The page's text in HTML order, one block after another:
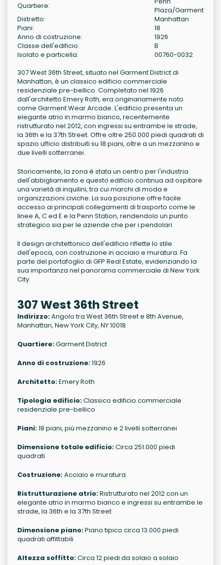
Quartiere:
Plaza/Garment
Distretto:
Manhattan
Piani:
18
Anno di costruzione:
1926
Classe dell'edificio:
B
Isolato e particella:
00760-0032
307 West 36th Street, situato nel Garment District di
Manhattan, è un classico edificio commerciale
residenziale pre-bellico. Completato nel 1926
dall'architetto Emery Roth, era originariamente noto
come Garment Wear Arcade. L'edificio presenta un
elegante atrio in marmo bianco, recentemente
ristrutturato nel 2012, con ingressi su entrambe le strade,
la 36th e la 37th Street. Offre oltre 250.000 piedi quadrati di
spazio ufficio distribuiti su 18 piani, oltre a un mezzanino e
due livelli sotterranei.
Storicamente, la zona è stata un centro per l'industria
dell'abbigliamento e questo edificio continua ad ospitare
una varietà di inquilini, tra cui marchi di moda e
organizzazioni civiche. La sua posizione offre facile
accesso ai principali collegamenti di trasporto come le
linee A, C ed E e la Penn Station, rendendolo un punto
strategico sia per le aziende che per i pendolari.
Il design architettonico dell'edificio riflette lo stile
dell'epoca, con costruzione in acciaio e muratura. Fa
parte del portafoglio di GFP Real Estate, evidenziando la
sua importanza nel panorama commerciale di New York
City.
307 West 36th Street
Indirizzo:Angolo tra West 36th Street e 8th Avenue,
Manhattan, New York City, NY 10018
Quartiere:Garment District
Anno di costruzione:1926
Architetto:Emery Roth
Tipologia edificio:Classico edificio commerciale
residenziale pre-bellico
Piani:18 piani, più mezzanino e 2 livelli sotterranei
Dimensione totale edificio:Circa 251.000 piedi
quadrati
Costruzione:Acciaio e muratura
Ristrutturazione atrio:Ristrutturato nel 2012 con un
elegante atrio in marmo bianco e ingressi su entrambe le
strade, la 36th e la 37th Street
Dimensione piano:Piano tipico circa 13.000 piedi
quadrati affittabili
Altezza soffitto:Circa 12 piedi da solaio a solaio